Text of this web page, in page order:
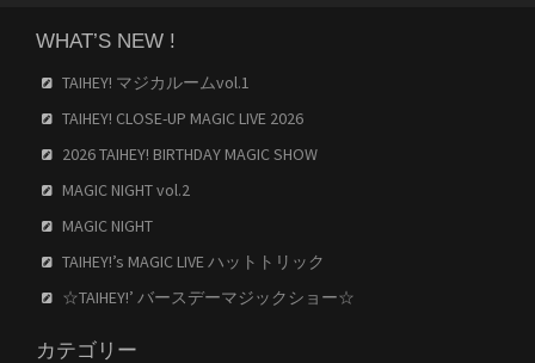
WHAT’S NEW !
TAIHEY! マジカルームvol.1
TAIHEY! CLOSE-UP MAGIC LIVE 2026
2026 TAIHEY! BIRTHDAY MAGIC SHOW
MAGIC NIGHT vol.2
MAGIC NIGHT
TAIHEY!’s MAGIC LIVE ハットトリック
☆TAIHEY!’ バースデーマジックショー☆
カテゴリー